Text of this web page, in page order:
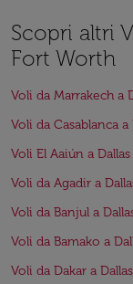
Scopri altri
Fort Worth
Voli da Marrakech a
Voli da Casablanca
Voli El Aaiún a
Voli da Agadir a
Voli da Banjul a
Voli da Bamako a
Voli da Dakar a